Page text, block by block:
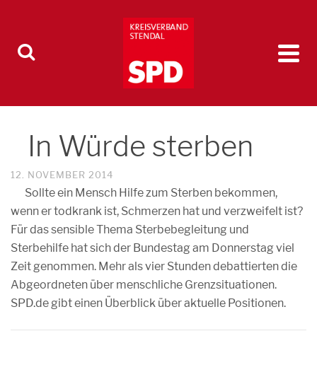
In Würde sterben
12. NOVEMBER 2014
Sollte ein Mensch Hilfe zum Sterben bekommen,
wenn er todkrank ist, Schmerzen hat und verzweifelt ist?
Für das sensible Thema Sterbebegleitung und
Sterbehilfe hat sich der Bundestag am Donnerstag viel
Zeit genommen. Mehr als vier Stunden debattierten die
Abgeordneten über menschliche Grenzsituationen.
SPD.de gibt einen Überblick über aktuelle Positionen.